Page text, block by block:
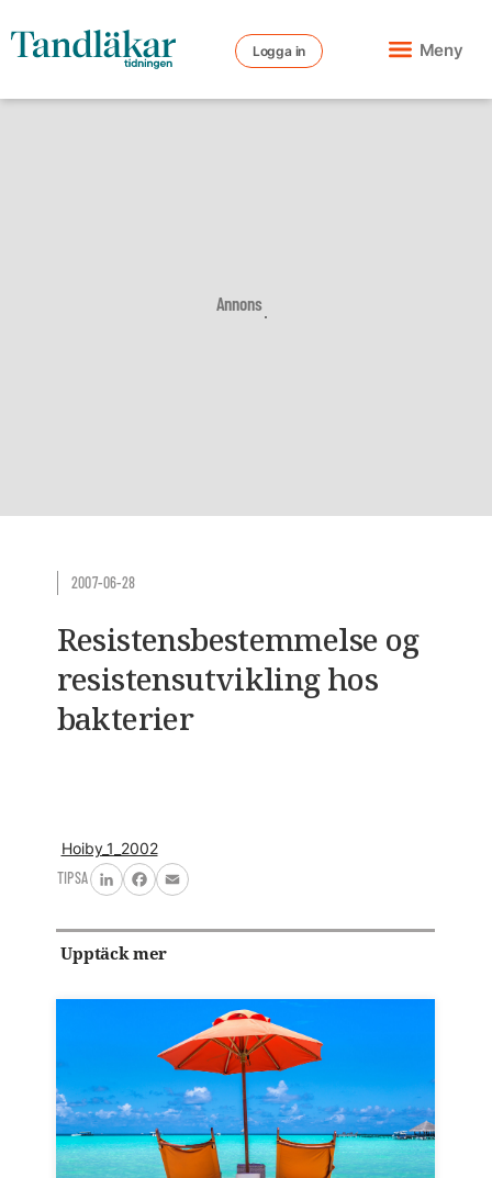
Logga in Meny
Annons
2007-06-28
Resistensbestemmelse og
resistensutvikling hos
bakterier
Hoiby_1_2002
TIPSA
LinkedInFacebook
Email
Upptäck mer